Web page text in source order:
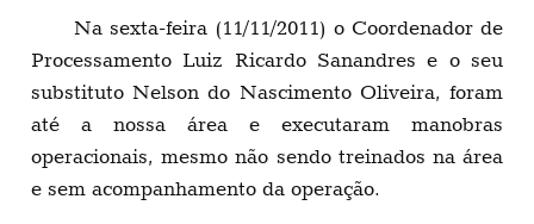
Na sexta-feira (11/11/2011) o Coordenador de
Processamento Luiz Ricardo Sanandres e o seu
substituto Nelson do Nascimento Oliveira, foram
até a nossa área e executaram manobras
operacionais, mesmo não sendo treinados na área
e sem acompanhamento da operação.